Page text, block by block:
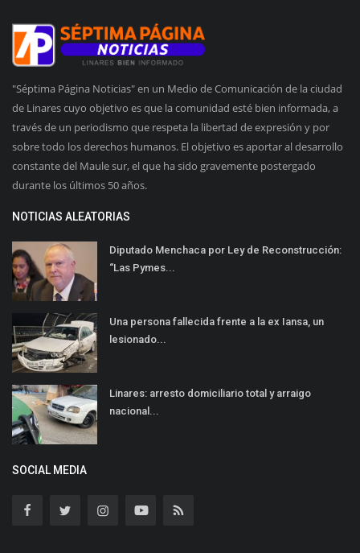
"Séptima Página Noticias" en un Medio de Comunicación de la ciudad
de Linares cuyo objetivo es que la comunidad esté bien informada, a
través de un periodismo que respeta la libertad de expresión y por
sobre todo los derechos humanos. El objetivo es aportar al desarrollo
constante del Maule sur, el que ha sido gravemente postergado
durante los últimos 50 años.
NOTICIAS ALEATORIAS
Diputado Menchaca por Ley de Reconstrucción:
“Las Pymes...
Una persona fallecida frente a la ex Iansa, un
lesionado...
Linares: arresto domiciliario total y arraigo
nacional...
SOCIAL MEDIA